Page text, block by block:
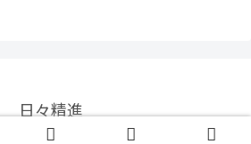
日々精進
© 2020 日々精進.